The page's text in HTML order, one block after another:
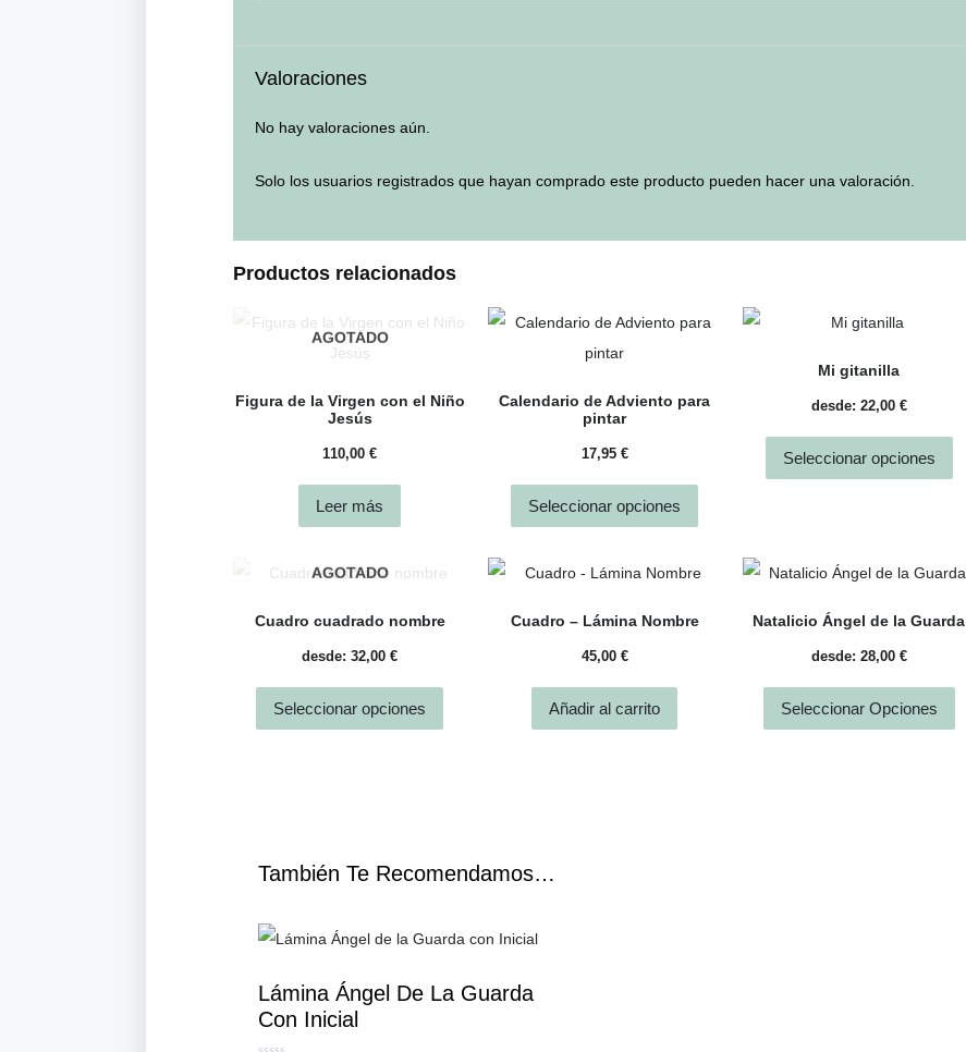
Valoraciones
No hay valoraciones aún.
Solo los usuarios registrados que hayan comprado este producto pueden hacer una valoración.
Productos relacionados
AGOTADO
Figura de la Virgen con el Niño
Jesús
110,00€
Leer más
Calendario de Adviento para
pintar
17,95 €
Seleccionar opciones
Mi gitanilla
desde: 22,00 €
Seleccionar opciones
AGOTADO
Cuadro cuadrado nombre
desde:32,00€
Seleccionar opciones
Cuadro – Lámina Nombre
45,00 €
Añadir al carrito
Natalicio Ángel de la Guarda
desde: 28,00 €
Seleccionar Opciones
También Te Recomendamos…
Lámina Ángel De La Guarda
Con Inicial